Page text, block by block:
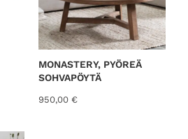
MONASTERY, PYÖREÄ
SOHVAPÖYTÄ
950,00 €